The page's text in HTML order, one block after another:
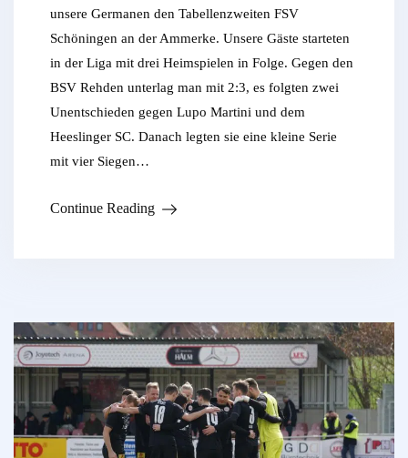
unsere Germanen den Tabellenzweiten FSV
Schöningen an der Ammerke. Unsere Gäste starteten
in der Liga mit drei Heimspielen in Folge. Gegen den
BSV Rehden unterlag man mit 2:3, es folgten zwei
Unentschieden gegen Lupo Martini und dem
Heeslinger SC. Danach legten sie eine kleine Serie
mit vier Siegen…
Continue Reading